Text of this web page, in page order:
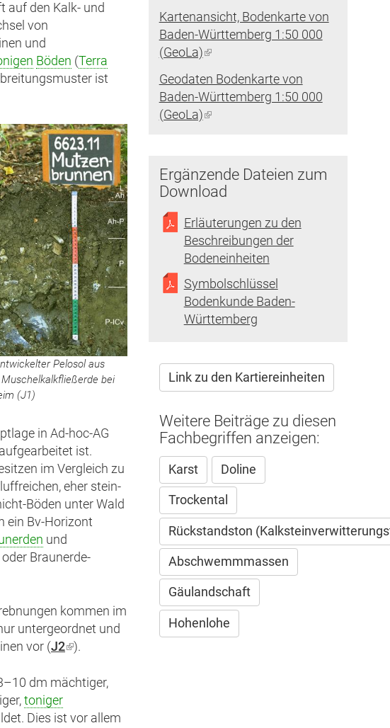
auf den Kalk- und
von
und
Böden (Terra
ist
Pelosol aus
bei
(J1)
in Ad-hoc-AG
ist.
im Vergleich zu
eher stein-
Böden unter Wald
ein Bv-Horizont
und
Braunerde-
kommen im
untergeordnet und
vor (J2(Link
extern)
).
dm mächtiger,
toniger
Dies ist vor allem
Kartenansicht, Bodenkarte von
Baden-Württemberg 1:50 000
(GeoLa)(Link
extern)
Geodaten Bodenkarte von
Baden-Württemberg 1:50 000
(GeoLa)(Link
Ergänzende Dateien zum
Download
Erläuterungen zu den
Beschreibungen der
Bodeneinheiten
Symbolschlüssel
Bodenkunde Baden-
Württemberg
Link zu den Kartiereinheiten
Weitere Beiträge zu diesen
Fachbegriffen anzeigen:
Karst Doline
Trockental
Rückstandston
Abschwemmmassen
Gäulandschaft
Hohenlohe